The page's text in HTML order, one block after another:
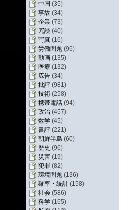
中国 (35)
事故 (34)
企業 (73)
冗談 (40)
写真 (16)
労働問題 (96)
動画 (135)
医療 (132)
広告 (34)
批評 (981)
技術 (258)
携帯電話 (94)
政治 (457)
数学 (45)
書評 (221)
朝鮮半島 (60)
歴史 (96)
災害 (19)
犯罪 (82)
環境問題 (136)
確率・統計 (158)
社会 (586)
科学 (165)